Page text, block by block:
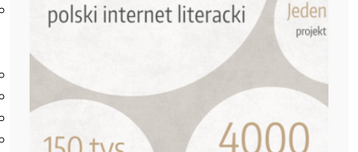
Olimpiada Literatury i Języka Polskiego dla Szkół
Podstawowych
Biblioteka
O bibliotece
Godziny otwarcia
Katalog
Nowości